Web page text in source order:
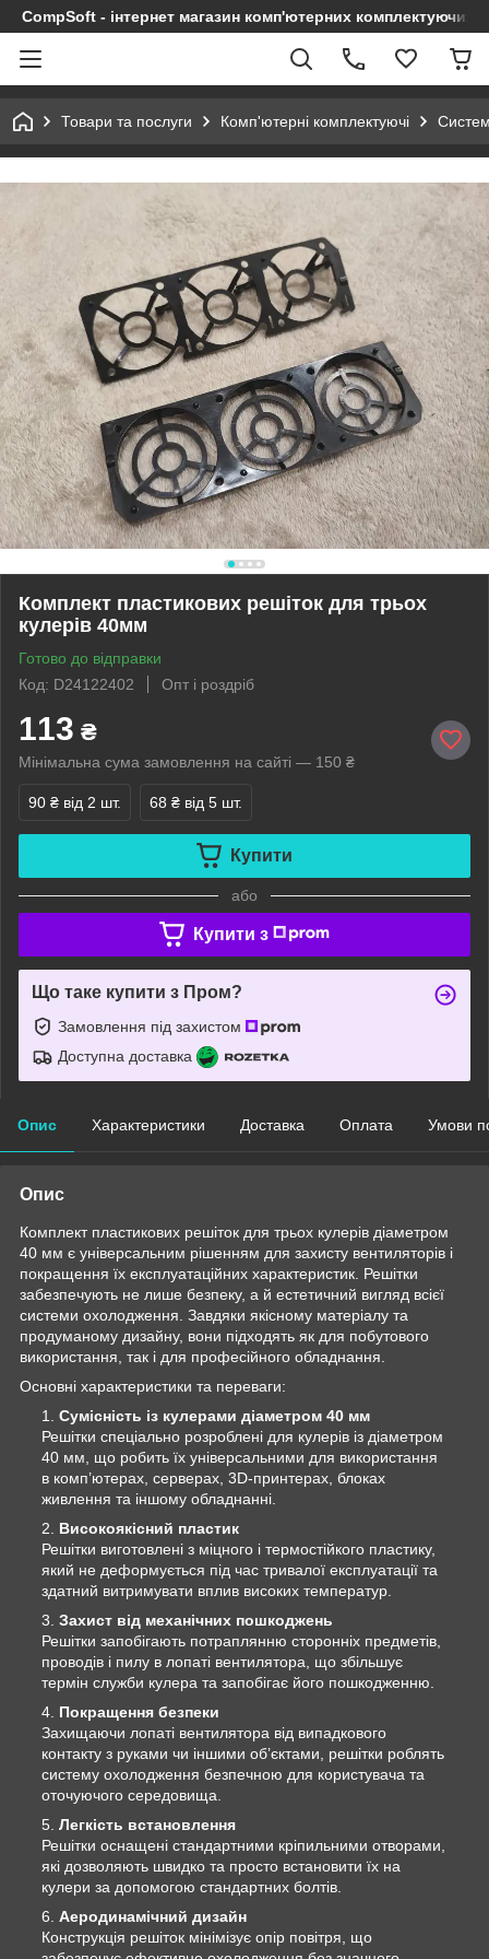
CompSoft - інтернет магазин комп'ютерних комплектуючих
Товари та послуги Комп'ютерні комплектуючі
Комплект пластикових решіток для трьох
кулерів 40мм
Готово до відправки
Код: D24122402
Опт і роздріб
113 ₴
Мінімальна сума замовлення на сайті — 150 ₴
90 ₴ від 2 шт. 68 ₴ від 5 шт.
Купити
або
Купити з
Що таке купити з Пром?
Замовлення під захистом
Доступна доставка
Опис Характеристики Доставка Оплата Умови
Опис
Комплект пластикових решіток для трьох кулерів діаметром
40 мм є універсальним рішенням для захисту вентиляторів і
покращення їх експлуатаційних характеристик. Решітки
забезпечують не лише безпеку, а й естетичний вигляд всієї
системи охолодження. Завдяки якісному матеріалу та
продуманому дизайну, вони підходять як для побутового
використання, так і для професійного обладнання.
Основні характеристики та переваги:
Сумісність із кулерами діаметром 40 мм
Решітки спеціально розроблені для кулерів із діаметром
40 мм, що робить їх універсальними для використання
в комп’ютерах, серверах, 3D-принтерах, блоках
живлення та іншому обладнанні.
Високоякісний пластик
Решітки виготовлені з міцного і термостійкого пластику,
який не деформується під час тривалої експлуатації та
здатний витримувати вплив високих температур.
Захист від механічних пошкоджень
Решітки запобігають потраплянню сторонніх предметів,
проводів і пилу в лопаті вентилятора, що збільшує
термін служби кулера та запобігає його пошкодженню.
Покращення безпеки
Захищаючи лопаті вентилятора від випадкового
контакту з руками чи іншими об’єктами, решітки роблять
систему охолодження безпечною для користувача та
оточуючого середовища.
Легкість встановлення
Решітки оснащені стандартними кріпильними отворами,
які дозволяють швидко та просто встановити їх на
кулери за допомогою стандартних болтів.
Аеродинамічний дизайн
Конструкція решіток мінімізує опір повітря, що